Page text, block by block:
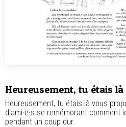
Heureusement, tu étais là
Heureusement, tu étais là vous
d'ami·e·s se remémorant comment
pendant un coup dur.